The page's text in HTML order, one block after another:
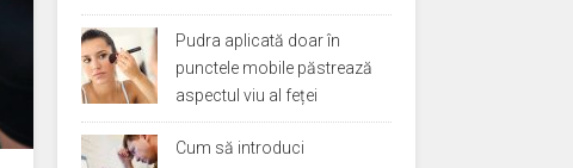
Pudra aplicată doar în
punctele mobile păstrează
aspectul viu al feței
Cum să introduci